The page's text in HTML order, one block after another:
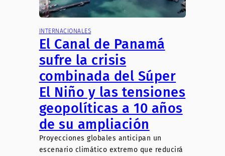
INTERNACIONALES
El Canal de Panamá
sufre la crisis
combinada del Súper
El Niño y las tensiones
geopolíticas a 10 años
de su ampliación
Proyecciones globales anticipan un
escenario climático extremo que reducirá